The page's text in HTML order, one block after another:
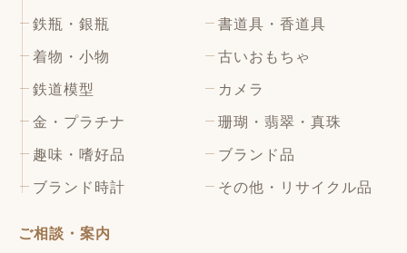
鉄瓶・銀瓶 書道具・香道具
着物・小物 古いおもちゃ
鉄道模型 カメラ
金・プラチナ 珊瑚・翡翠・真珠
趣味・嗜好品 ブランド品
ブランド時計 その他・リサイクル品
ご相談・案内